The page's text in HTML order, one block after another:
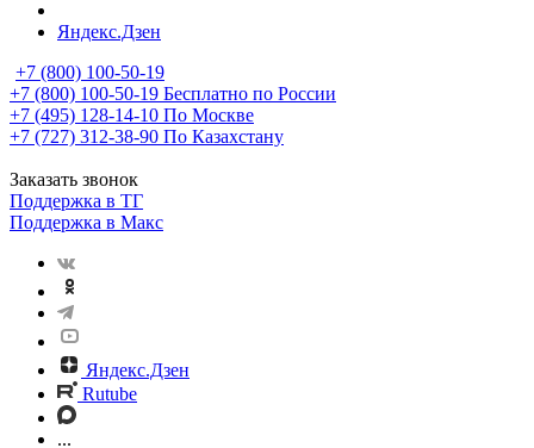
Яндекс.Дзен
+7 (800) 100-50-19
+7 (800) 100-50-19 Бесплатно по России
+7 (495) 128-14-10 По Москве
+7 (727) 312-38-90 По Казахстану
Заказать звонок
Поддержка в ТГ
Поддержка в Макс
Яндекс.Дзен
Rutube
...